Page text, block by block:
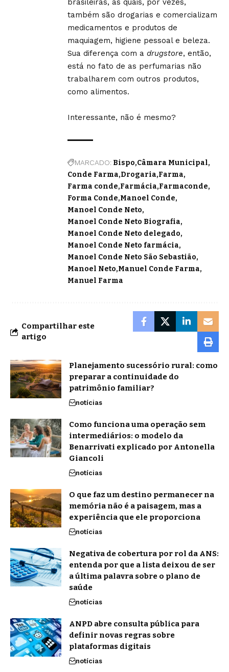
brasileiras, as quais, por vezes,
também são drogarias e comercializam
medicamentos e produtos de
maquiagem, higiene pessoal e beleza.
Sua diferença com a drugstore, então,
está no fato de as perfumarias não
trabalharem com outros produtos,
como alimentos.
Interessante, não é mesmo?
MARCADO: Bispo Câmara Municipal
Conde Farma Drogaria Farma
Farma conde Farmácia Farmaconde
Forma Conde Manoel Conde
Manoel Conde Neto
Manoel Conde Neto Biografia
Manoel Conde Neto delegado
Manoel Conde Neto farmácia
Manoel Conde Neto São Sebastião
Manoel Neto Manuel Conde Farma
Manuel Farma
Compartilhar este
artigo
Planejamento sucessório rural: como
preparar a continuidade do
patrimônio familiar?
notícias
Como funciona uma operação sem
intermediários: o modelo da
Benarrivati explicado por Antonella
Giancoli
notícias
O que faz um destino permanecer na
memória não é a paisagem, mas a
experiência que ele proporciona
notícias
Negativa de cobertura por rol da ANS:
entenda por que a lista deixou de ser
a última palavra sobre o plano de
saúde
notícias
ANPD abre consulta pública para
definir novas regras sobre
plataformas digitais
notícias